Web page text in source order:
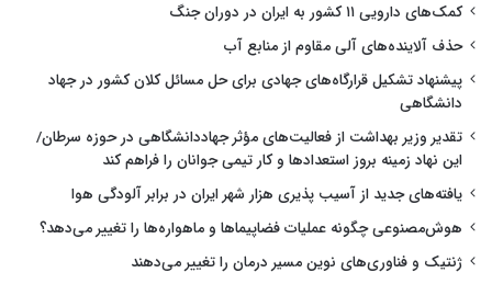
کمک‌های دارویی ۱۱ کشور به ایران در دوران جنگ
حذف آلاینده‌های آلی مقاوم از منابع آب
پیشنهاد تشکیل قرارگاه‌های جهادی برای حل مسائل کلان کشور در جهاد
دانشگاهی
تقدیر وزیر بهداشت از فعالیت‌های مؤثر جهاددانشگاهی در حوزه سرطان/
این نهاد زمینه بروز استعدادها و کار تیمی جوانان را فراهم کند
یافته‌های جدید از آسیب پذیری هزار شهر ایران در برابر آلودگی هوا
هوش‌مصنوعی چگونه عملیات فضاپیماها و ماهواره‌ها را تغییر می‌دهد؟
ژنتیک و فناوری‌های نوین مسیر درمان را تغییر می‌دهند